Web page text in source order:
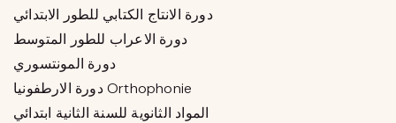
دورة الانتاج الكتابي للطور الابتدائي
دورة الاعراب للطور المتوسط
دورة المونتسوري
دورة الارطفونيا Orthophonie
المواد الثانوية للسنة الثانية ابتدائي